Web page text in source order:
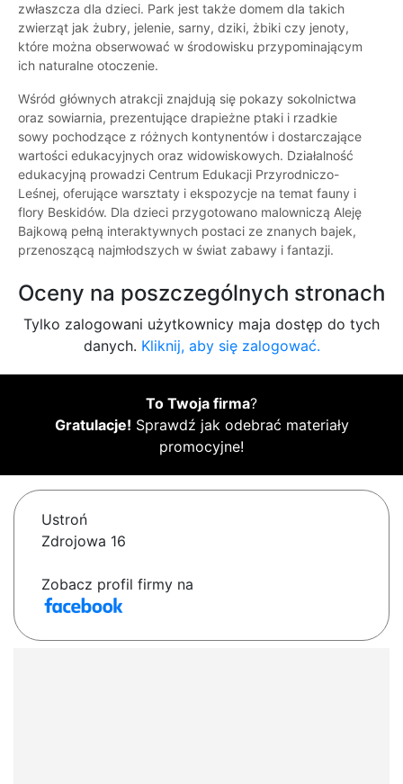
zwłaszcza dla dzieci. Park jest także domem dla takich
zwierząt jak żubry, jelenie, sarny, dziki, żbiki czy jenoty,
które można obserwować w środowisku przypominającym
ich naturalne otoczenie.
Wśród głównych atrakcji znajdują się pokazy sokolnictwa
oraz sowiarnia, prezentujące drapieżne ptaki i rzadkie
sowy pochodzące z różnych kontynentów i dostarczające
wartości edukacyjnych oraz widowiskowych. Działalność
edukacyjną prowadzi Centrum Edukacji Przyrodniczo-
Leśnej, oferujące warsztaty i ekspozycje na temat fauny i
flory Beskidów. Dla dzieci przygotowano malowniczą Aleję
Bajkową pełną interaktywnych postaci ze znanych bajek,
przenoszącą najmłodszych w świat zabawy i fantazji.
Oceny na poszczególnych stronach
Tylko zalogowani użytkownicy maja dostęp do tych
danych. Kliknij, aby się zalogować.
To Twoja firma?
Gratulacje! Sprawdź jak odebrać materiały
promocyjne!
Ustroń
Zdrojowa 16
Zobacz profil firmy na